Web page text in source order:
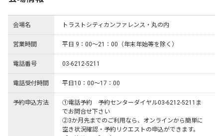
会場名 トラストシティカンファレンス・丸の内
営業時間 平日 9：00～21：00（年末年始等を除く）
電話番号 03-6212-5211
電話受付時間 平日10：00～17：00
予約申込方法
①電話予約　予約センターダイヤル03-6212-5211ま
でお問合せ下さい
②3か月先までのご利用なら、オンラインから簡単に
空き状況確認・予約リクエストの申込ができます。